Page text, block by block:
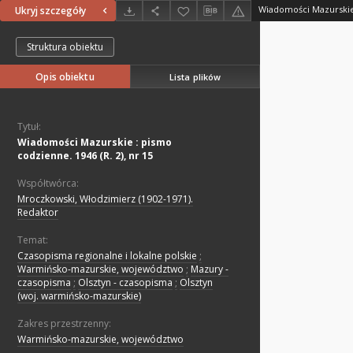
Ukryj szczegóły
Struktura obiektu
Opis obiektu Lista plików
Tytuł:
Wiadomości Mazurskie : pismo
codzienne. 1946 (R. 2), nr 15
Współtwórca:
Mroczkowski, Włodzimierz (1902-1971).
Redaktor
Temat:
Czasopisma regionalne i lokalne polskie ;
Warmińsko-mazurskie, województwo ; Mazury -
czasopisma ; Olsztyn - czasopisma ; Olsztyn
(woj. warmińsko-mazurskie)
Zakres przestrzenny:
Warmińsko-mazurskie, województwo